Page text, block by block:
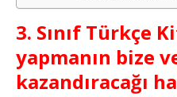
3. Sınıf Türkçe
yapmanın bize
kazandıracağı